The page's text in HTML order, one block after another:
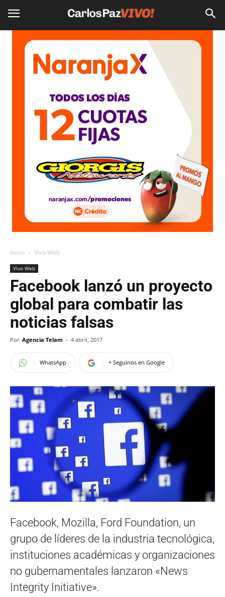
Inicio Vivo Web
Vivo Web
Facebook lanzó un proyecto
global para combatir las
noticias falsas
Por Agencia Telam - 4 abril, 2017
WhatsApp + Seguinos en Google
Facebook, Mozilla, Ford Foundation, un
grupo de líderes de la industria tecnológica,
instituciones académicas y organizaciones
no gubernamentales lanzaron «News
Integrity Initiative».